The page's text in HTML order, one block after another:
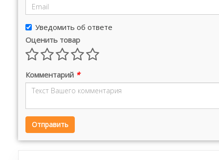
Уведомить об ответе
Оценить товар
Комментарий *
Отправить